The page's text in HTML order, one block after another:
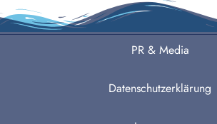
PR & Media
Datenschutzerklärung